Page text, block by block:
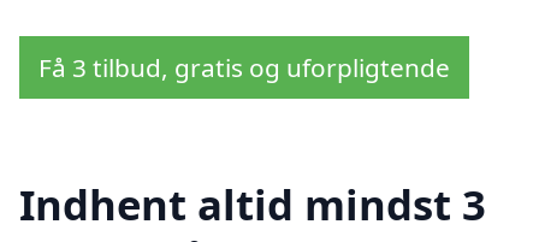
Få 3 tilbud, gratis og uforpligtende
Indhent altid mindst 3